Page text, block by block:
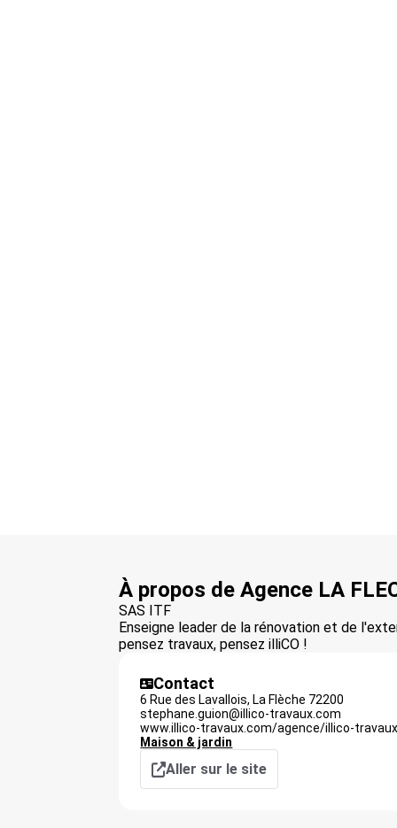
À propos de Agence LA
SAS ITF
Enseigne leader de la rénovation et de
pensez travaux, pensez illiCO !
Contact
6 Rue des Lavallois, La Flèche 72200
stephane.guion@illico-travaux.com
www.illico-travaux.com/agence/illico-
Maison & jardin
Aller sur le site